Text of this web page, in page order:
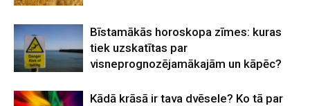
Bīstamākās horoskopa zīmes: kuras
tiek uzskatītas par
visneprognozējamākajām un kāpēc?
Kādā krāsā ir tava dvēsele? Ko tā par